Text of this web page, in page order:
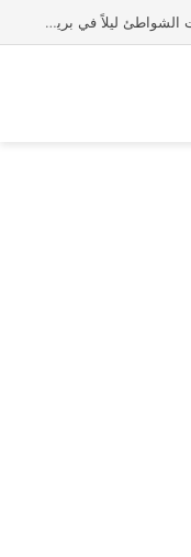
صحيفة “الميرور”: لا ترسلوا أبناءكم لحفلات الشواطئ ليلاً في بريطانيا